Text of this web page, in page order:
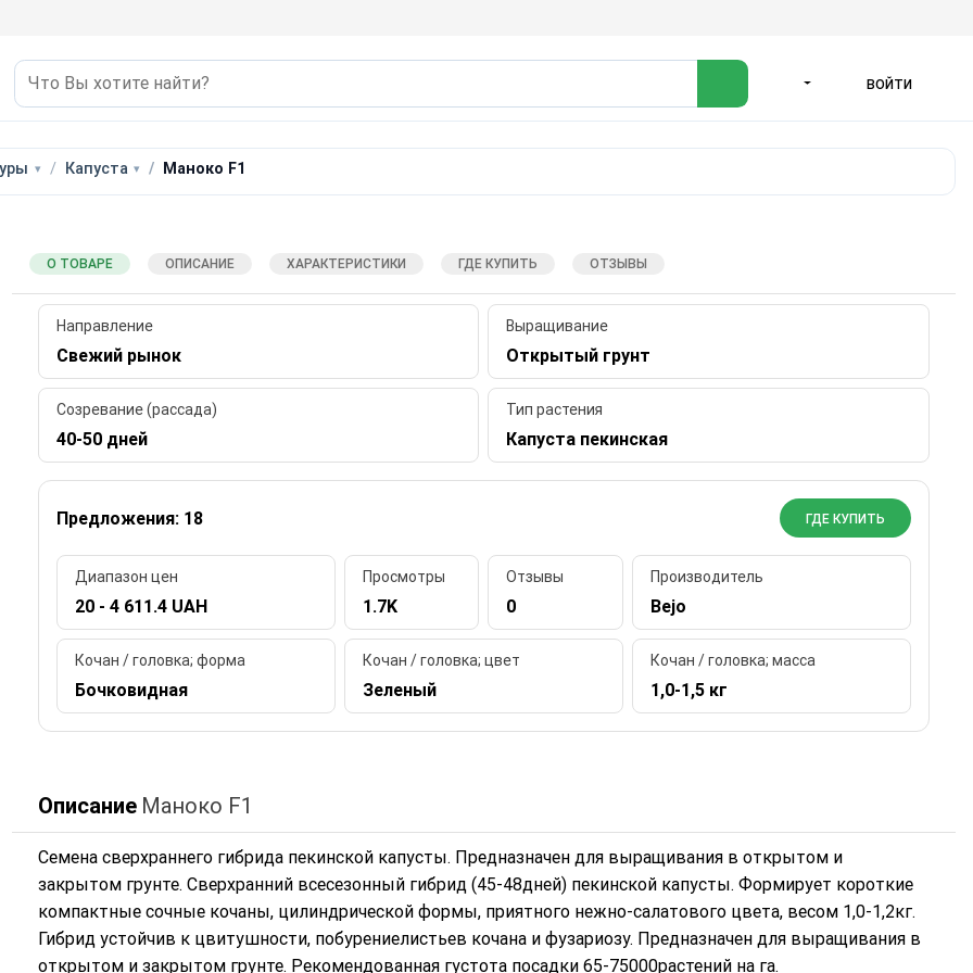
ВОЙТИ
Капуста Маноко F1
О ТОВАРЕ ОПИСАНИЕ ХАРАКТЕРИСТИКИ ГДЕ КУПИТЬ ОТЗЫВЫ
Направление
Свежий рынок
Выращивание
Открытый грунт
Созревание (рассада)
40-50 дней
Тип растения
Капуста пекинская
Предложения: 18 ГДЕ КУПИТЬ
Диапазон цен
20 - 4 611.4 UAH
Просмотры
1.7K
Отзывы
0
Производитель
Bejo
Кочан / головка; форма
Бочковидная
Кочан / головка; цвет
Зеленый
Кочан / головка; масса
1,0-1,5 кг
Описание Маноко F1
Семена сверхраннего гибрида пекинской капусты. Предназначен для выращивания в открытом и
закрытом грунте. Сверхранний всесезонный гибрид (45-48дней) пекинской капусты. Формирует короткие
компактные сочные кочаны, цилиндрической формы, приятного нежно-салатового цвета, весом 1,0-1,2кг.
Гибрид устойчив к цвитушности, побурениелистьев кочана и фузариозу. Предназначен для выращивания в
открытом и закрытом грунте. Рекомендованная густота посадки 65-75000растений на га.